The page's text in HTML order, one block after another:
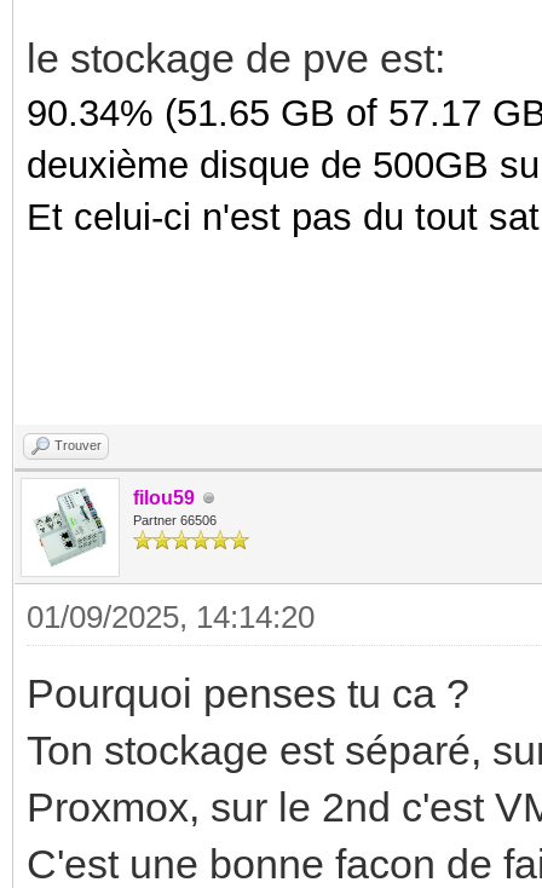
le stockage de pve est:
90.34% (51.65 GB of 57.17
deuxième disque de 500GB
Et celui-ci n'est pas du tout
Trouver
filou59
Partner 66506
01/09/2025, 14:14:20
Pourquoi penses tu ca ?
Ton stockage est séparé,
Proxmox, sur le 2nd c'est
C'est une bonne facon de